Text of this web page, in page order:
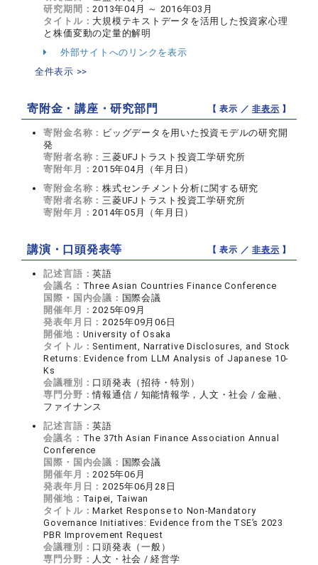
研究期間： 2013年04月 ～ 2016年03月
タイトル： 大規模テキストデータを活用した投資家心理
と株価変動の定量的解明
外部サイトへのリンクを表示
全件表示 >>
寄附金・講座・研究部門 【 表示 ／非表示 】
寄附金名称： ビッグデータを用いた投資モデルの研究開
発
寄附者名称： 三菱UFJトラスト投資工学研究所
寄附年月： 2015年04月（年月日）
寄附金名称：株式センチメント分析に関する研究
寄附者名称： 三菱UFJトラスト投資工学研究所
寄附年月： 2014年05月（年月日）
講演・口頭発表等 【 表示 ／非表示 】
記述言語：英語
会議名： Three Asian Countries Finance Conference
国際・国内会議： 国際会議
開催年月： 2025年09月
発表年月日： 2025年09月06日
開催地： University of Osaka
タイトル： Sentiment, Narrative Disclosures, and Stock
Returns: Evidence from LLM Analysis of Japanese 10-
Ks
会議種別： 口頭発表（招待・特別）
専門分野：情報通信 / 知能情報学，人文・社会 / 金融、
ファイナンス
記述言語：英語
会議名： The 37th Asian Finance Association Annual
Conference
国際・国内会議： 国際会議
開催年月： 2025年06月
発表年月日： 2025年06月28日
開催地： Taipei, Taiwan
タイトル：Market Response to Non-Mandatory
Governance Initiatives: Evidence from the TSE’s 2023
PBR Improvement Request
会議種別： 口頭発表（一般）
専門分野： 人文・社会 / 経営学